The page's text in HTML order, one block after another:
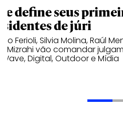
define seus
de júri
Ferioli, Silvia Molina, Raúl
Mizrahi vão comandar
Wave, Digital, Outdoor e Mídia